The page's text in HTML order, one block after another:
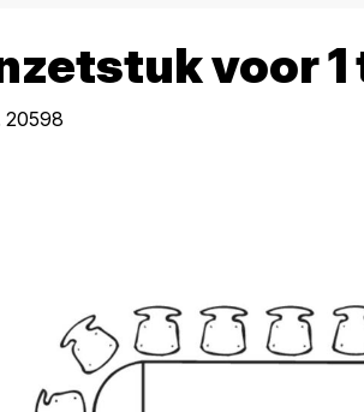
voor
20598